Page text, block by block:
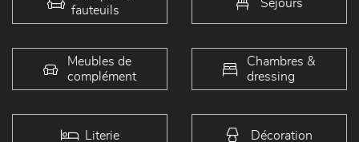
fauteuils
Meubles de
complément
Chambres &
dressing
Literie Décoration